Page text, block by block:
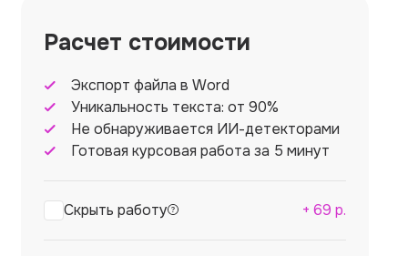
Расчет стоимости
Экспорт файла в Word
Уникальность текста: от 90%
Не обнаруживается ИИ-детекторами
Готовая курсовая работа за 5 минут
Скрыть работу + 69 р.